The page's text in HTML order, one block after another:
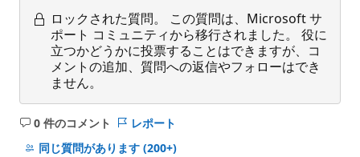
ロックされた質問。
この質問は、Microsoft サ
ポート コミュニティから移行されました。 役に
立つかどうかに投票することはできますが、コ
メントの追加、質問への返信やフォローはでき
ません。
0 件のコメント
コ
メ
レポート
同じ質問があります (200+)